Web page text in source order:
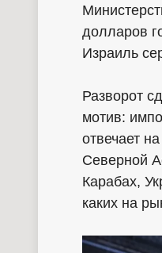
долларов
Израиль
Разворот
мотив:
отвечает
Северной
Карабах,
каких на